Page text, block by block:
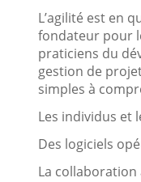
L’agilité est en
fondateur pour
praticiens du
gestion de
simples à
Les individus et
Des logiciels
La